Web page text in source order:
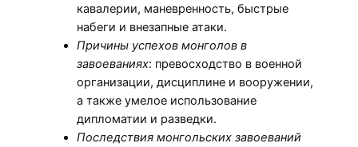
кавалерии, маневренность, быстрые
набеги и внезапные атаки.
Причины успехов монголов в
завоеваниях: превосходство в военной
организации, дисциплине и вооружении,
а также умелое использование
дипломатии и разведки.
Последствия монгольских завоеваний